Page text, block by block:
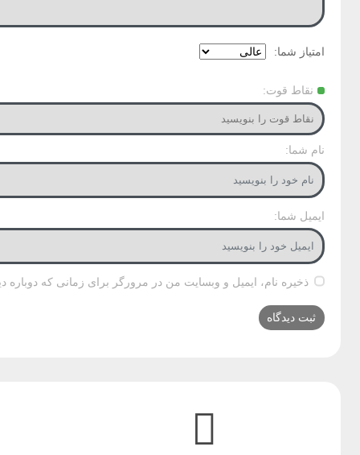
امتیاز شما:
نقاط قوت:
نام شما:
ایمیل شما:
ذخیره نام، ایمیل و وبسایت من در مرورگر برای زمانی که دوباره